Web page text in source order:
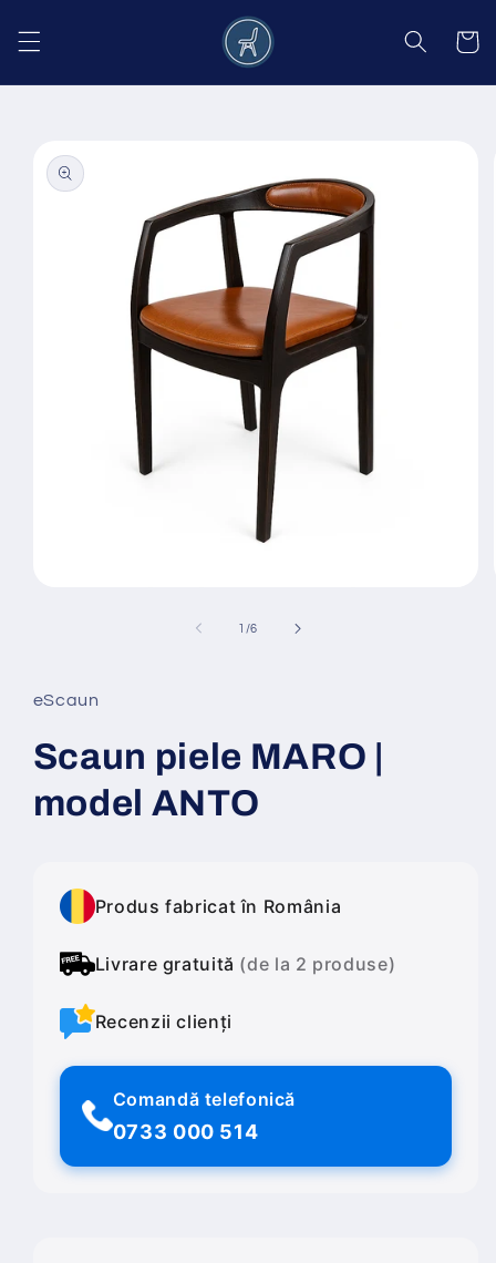
conținut
Coș
informațiile
despre
produs
fereastră
modală
1 /din
6
eScaun
Scaun piele MARO |
model ANTO
Produs fabricat în România
Livrare gratuită (de la 2 produse)
Recenzii clienți
Comandă telefonică
0733 000 514